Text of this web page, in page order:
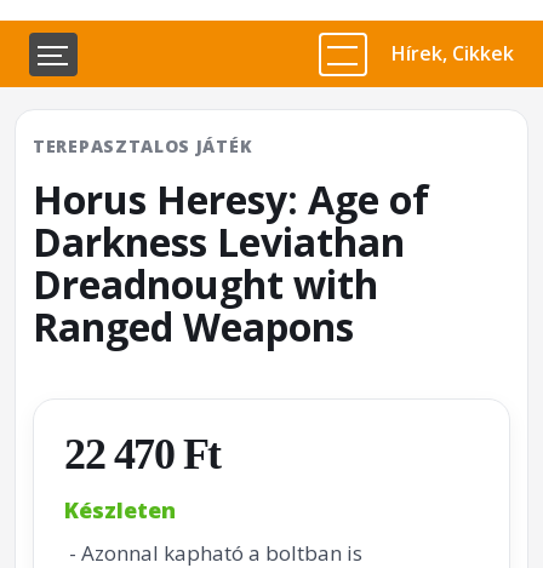
Hírek, Cikkek
TEREPASZTALOS JÁTÉK
Horus Heresy: Age of
Darkness Leviathan
Dreadnought with
Ranged Weapons
22 470 Ft
Készleten
- Azonnal kapható a boltban is